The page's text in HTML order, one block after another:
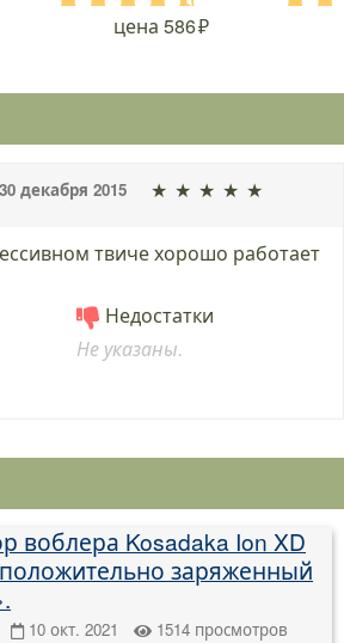
. . .
цена 586
30 декабря 2015 ★ ★ ★ ★ ★
твиче хорошо работает
Недостатки
Не указаны.
воблера Kosadaka Ion XD
заряженный
10 окт. 2021 1514 просмотров